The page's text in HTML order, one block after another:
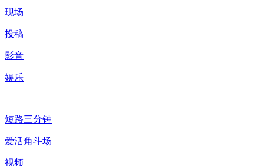
现场
投稿
影音
娱乐
短路三分钟
爱活角斗场
视频